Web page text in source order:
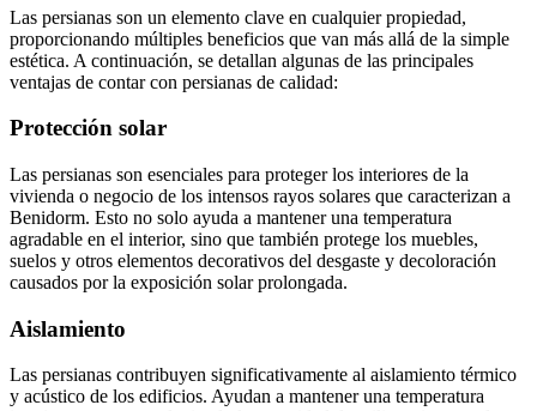
Las persianas son un elemento clave en cualquier propiedad,
proporcionando múltiples beneficios que van más allá de la simple
estética. A continuación, se detallan algunas de las principales
ventajas de contar con persianas de calidad:
Protección solar
Las persianas son esenciales para proteger los interiores de la
vivienda o negocio de los intensos rayos solares que caracterizan a
Benidorm. Esto no solo ayuda a mantener una temperatura
agradable en el interior, sino que también protege los muebles,
suelos y otros elementos decorativos del desgaste y decoloración
causados por la exposición solar prolongada.
Aislamiento
Las persianas contribuyen significativamente al aislamiento térmico
y acústico de los edificios. Ayudan a mantener una temperatura